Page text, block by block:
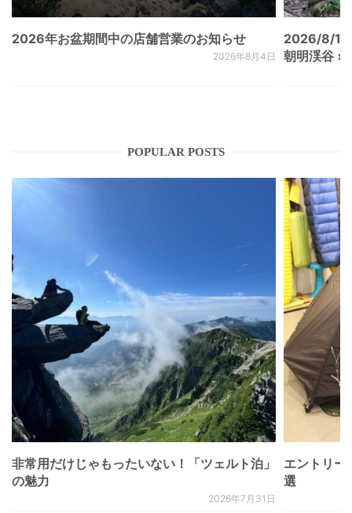
2026年お盆期間中の店舗営業のお知らせ
2026年8月4日
2026/8/
朝明渓谷 ×
POPULAR POSTS
非常用だけじゃもったいない！「ツェルト泊」
の魅力
2026年7月31日
エントリー
選